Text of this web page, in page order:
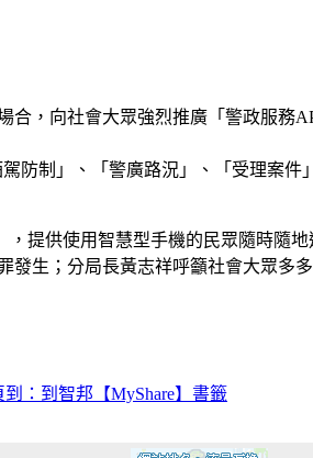
，向社會大眾強烈推廣「警政服務
防制」、「警廣路況」、「受理案
提供使用智慧型手機的民眾隨時隨
生；分局長黃志祥呼籲社會大眾